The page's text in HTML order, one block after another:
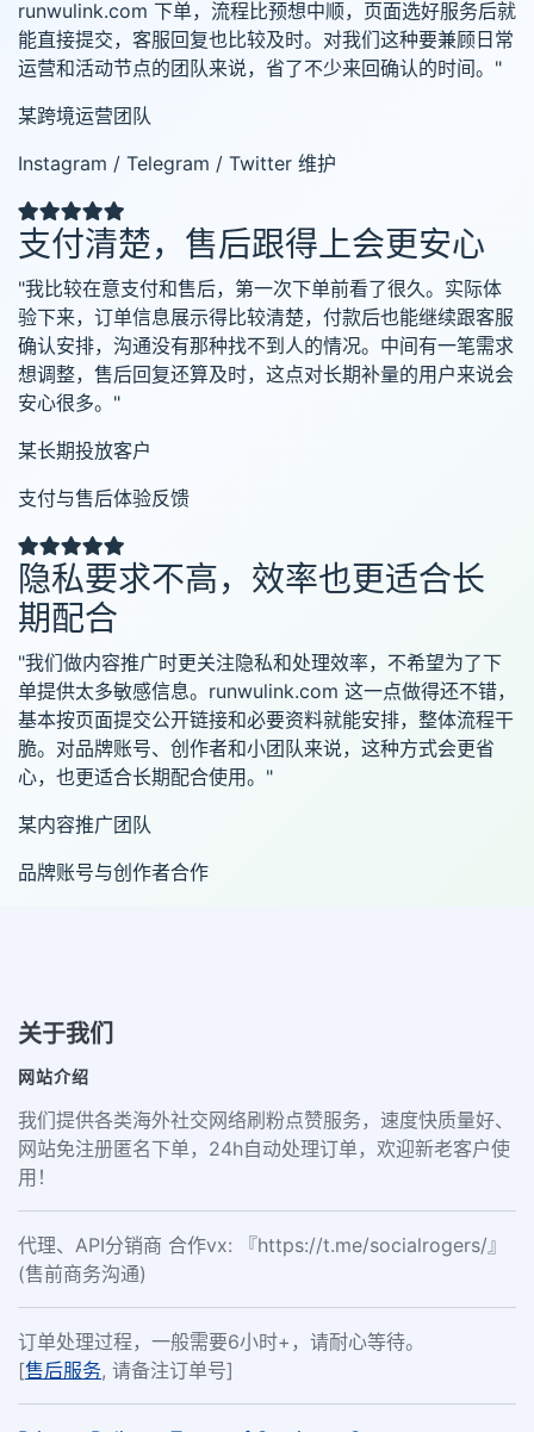
runwulink.com 下单，流程比预想中顺，页面选好服务后就
能直接提交，客服回复也比较及时。对我们这种要兼顾日常
运营和活动节点的团队来说，省了不少来回确认的时间。"
某跨境运营团队
Instagram / Telegram / Twitter 维护
支付清楚，售后跟得上会更安心
"我比较在意支付和售后，第一次下单前看了很久。实际体
验下来，订单信息展示得比较清楚，付款后也能继续跟客服
确认安排，沟通没有那种找不到人的情况。中间有一笔需求
想调整，售后回复还算及时，这点对长期补量的用户来说会
安心很多。"
某长期投放客户
支付与售后体验反馈
隐私要求不高，效率也更适合长
期配合
"我们做内容推广时更关注隐私和处理效率，不希望为了下
单提供太多敏感信息。runwulink.com 这一点做得还不错，
基本按页面提交公开链接和必要资料就能安排，整体流程干
脆。对品牌账号、创作者和小团队来说，这种方式会更省
心，也更适合长期配合使用。"
某内容推广团队
品牌账号与创作者合作
关于我们
网站介绍
我们提供各类海外社交网络刷粉点赞服务，速度快质量好、
网站免注册匿名下单，24h自动处理订单，欢迎新老客户使
用！
代理、API分销商 合作vx: 『https://t.me/socialrogers/』
(售前商务沟通)
订单处理过程，一般需要6小时+，请耐心等待。
[售后服务, 请备注订单号]